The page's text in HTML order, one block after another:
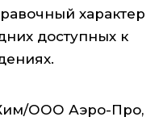
характер
доступных к
ООО Аэро-Про,